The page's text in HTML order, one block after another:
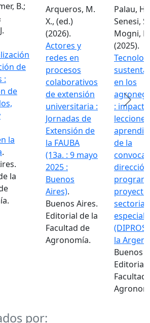
B.;
de
:
de
la
.
la
Arqueros, M.
X., (ed.)
(2026).
Actores y
redes en
procesos
colaborativos
de extensión
universitaria :
Jornadas de
Extensión de
la FAUBA
(13a. : 9 mayo
2025 :
Buenos
Aires).
Buenos Aires.
Editorial de la
Facultad de
Agronomía.
Palau, H.;
Senesi,
Mogni, F.
(2025).
en los
:
lecciones
de la
la
Buenos
Editorial
Facultad
Next
por: